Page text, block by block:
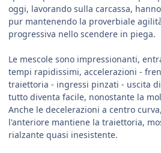
oggi, lavorando sulla carcassa,
pur mantenendo la proverbiale
progressiva nello scendere in piega.
Le mescole sono impressionanti,
tempi rapidissimi, accelerazioni -
traiettoria - ingressi pinzati - uscita
tutto diventa facile, nonostante la
Anche le decelerazioni a centro
l'anteriore mantiene la traiettoria,
rialzante quasi inesistente.